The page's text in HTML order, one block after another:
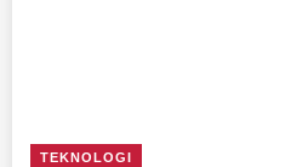
TEKNOLOGI